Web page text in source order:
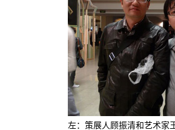
左：策展人顾振清和艺术家